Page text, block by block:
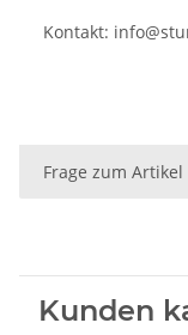
Kontakt:
Frage zum Artikel
Kunden